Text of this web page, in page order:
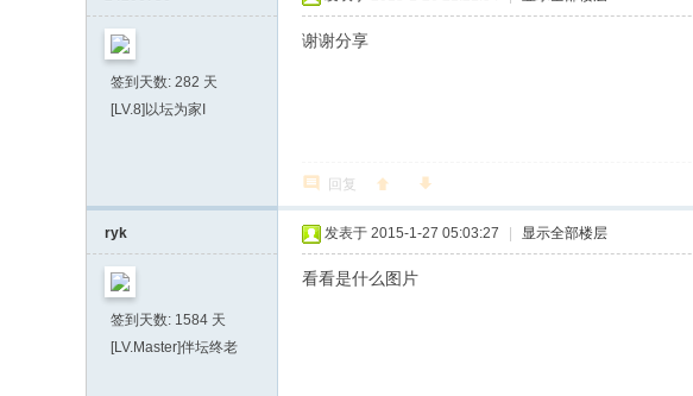
签到天数: 282 天
[LV.8]以坛为家I
谢谢分享
回复
ryk
签到天数: 1584 天
[LV.Master]伴坛终老
发表于 2015-1-27 05:03:27 显示全部楼层
看看是什么图片